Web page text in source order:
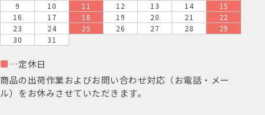
9
10 11 12 13 14
15
16
17 18 19 20 21
22
23
24 25 26 27 28
29
30
31
■ …定休日
商品の出荷作業およびお問い合わせ対応（お電話・メー
ル）をお休みさせていただきます。